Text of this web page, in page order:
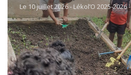
Le 10 juillet 2026 - Lékol’O 2025-2026 -